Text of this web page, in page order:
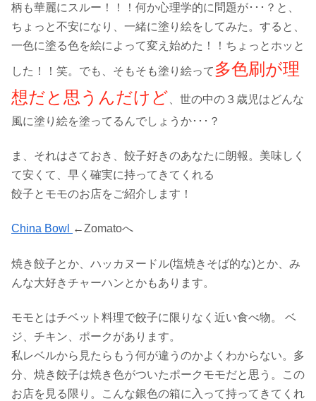
柄も華麗にスルー！！！何か心理学的に問題が･･･？と、
ちょっと不安になり、一緒に塗り絵をしてみた。すると、
一色に塗る色を絵によって変え始めた！！ちょっとホッと
した！！笑。でも、そもそも塗り絵って 多色刷が理
想だと思うんだけど 、世の中の３歳児はどんな
風に塗り絵を塗ってるんでしょうか･･･？
ま、それはさておき、餃子好きのあなたに朗報。美味しく
て安くて、早く確実に持ってきてくれる
餃子とモモのお店をご紹介します！
China Bowl ←Zomatoへ
焼き餃子とか、ハッカヌードル(塩焼きそば的な)とか、み
んな大好きチャーハンとかもあります。
モモとはチベット料理で餃子に限りなく近い食べ物。 ベ
ジ、チキン、ポークがあります。
私レベルから見たらもう何が違うのかよくわからない。多
分、焼き餃子は焼き色がついたポークモモだと思う。この
お店を見る限り。こんな銀色の箱に入って持ってきてくれ